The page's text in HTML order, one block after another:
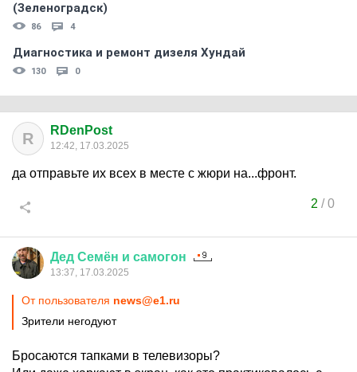
(Зеленоградск)
86 4
Диагностика и ремонт дизеля Хундай
130 0
R RDenPost
12:42, 17.03.2025
да отправьте их всех в месте с жюри на...фронт.
2 /0
Дед Семён и самогон
13:37, 17.03.2025
От пользователя news@e1.ru
Зрители негодуют
Бросаются тапками в телевизоры?